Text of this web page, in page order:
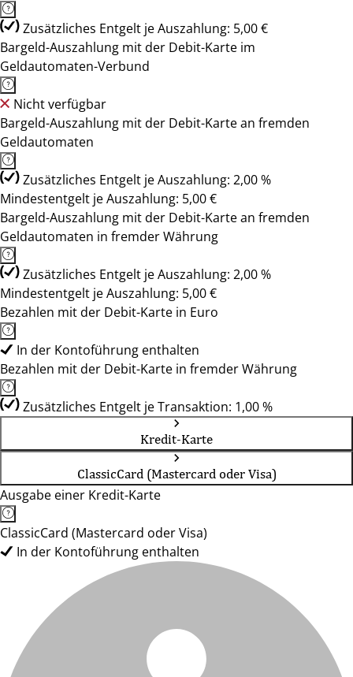
Zusätzliches Entgelt je Auszahlung: 5,00 €
Bargeld-Auszahlung mit der Debit-Karte im
Geldautomaten-Verbund
Nicht verfügbar
Bargeld-Auszahlung mit der Debit-Karte an fremden
Geldautomaten
Zusätzliches Entgelt je Auszahlung: 2,00 %
Mindestentgelt je Auszahlung: 5,00 €
Bargeld-Auszahlung mit der Debit-Karte an fremden
Geldautomaten in fremder Währung
Zusätzliches Entgelt je Auszahlung: 2,00 %
Mindestentgelt je Auszahlung: 5,00 €
Bezahlen mit der Debit-Karte in Euro
In der Kontoführung enthalten
Bezahlen mit der Debit-Karte in fremder Währung
Zusätzliches Entgelt je Transaktion: 1,00 %
Kredit-Karte
ClassicCard (Mastercard oder Visa)
Ausgabe einer Kredit-Karte
ClassicCard (Mastercard oder Visa)
In der Kontoführung enthalten